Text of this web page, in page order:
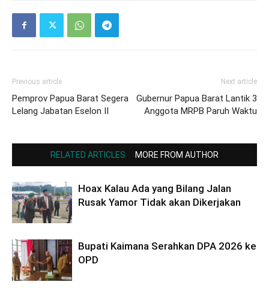
Previous article
Pemprov Papua Barat Segera
Lelang Jabatan Eselon II
Next article
Gubernur Papua Barat Lantik 3
Anggota MRPB Paruh Waktu
RELATED ARTICLES MORE FROM AUTHOR
Hoax Kalau Ada yang Bilang Jalan
Rusak Yamor Tidak akan Dikerjakan
Bupati Kaimana Serahkan DPA 2026 ke
OPD